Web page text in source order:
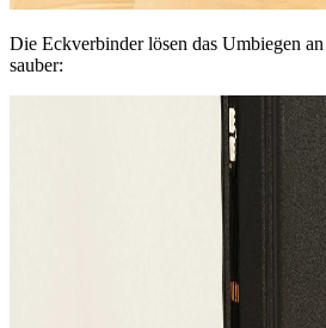
Die Eckverbinder lösen das Umbiegen an
sauber: